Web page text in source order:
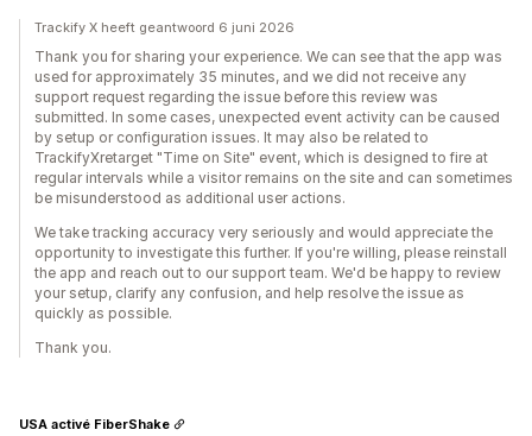
Trackify X heeft geantwoord 6 juni 2026
Thank you for sharing your experience. We can see that the app was
used for approximately 35 minutes, and we did not receive any
support request regarding the issue before this review was
submitted. In some cases, unexpected event activity can be caused
by setup or configuration issues. It may also be related to
TrackifyXretarget "Time on Site" event, which is designed to fire at
regular intervals while a visitor remains on the site and can sometimes
be misunderstood as additional user actions.
We take tracking accuracy very seriously and would appreciate the
opportunity to investigate this further. If you're willing, please reinstall
the app and reach out to our support team. We'd be happy to review
your setup, clarify any confusion, and help resolve the issue as
quickly as possible.
Thank you.
USA activé FiberShake